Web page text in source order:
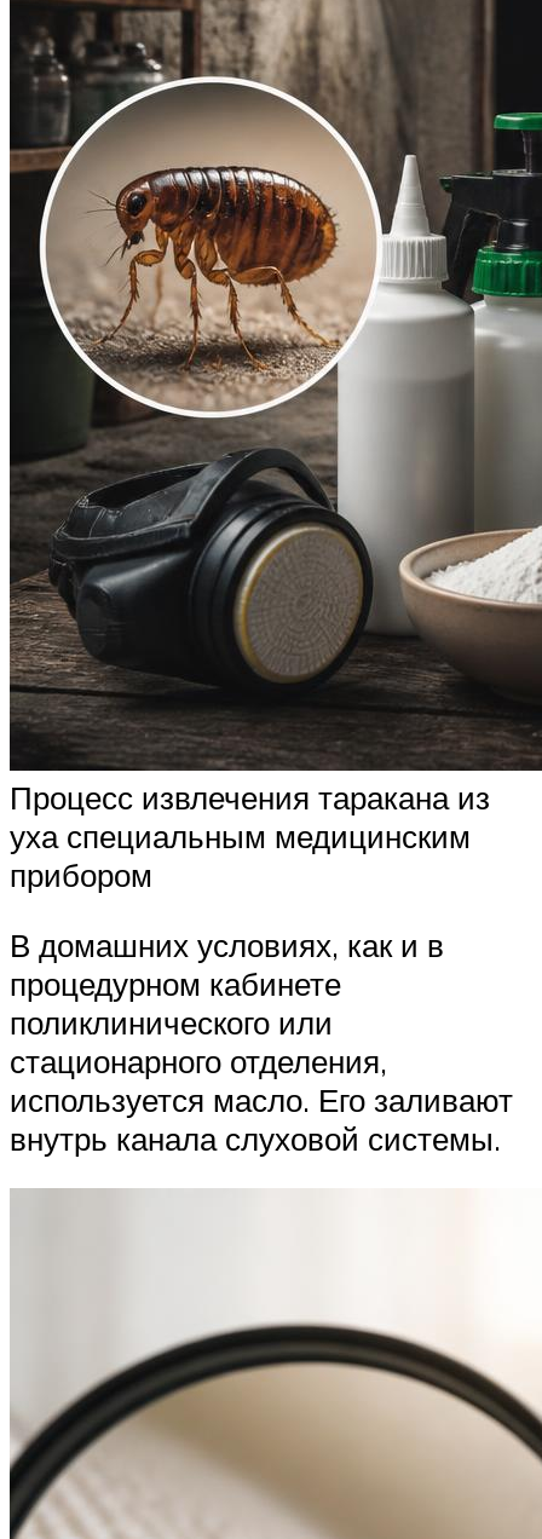
Процесс извлечения таракана из
уха специальным медицинским
прибором
В домашних условиях, как и в
процедурном кабинете
поликлинического или
стационарного отделения,
используется масло. Его заливают
внутрь канала слуховой системы.